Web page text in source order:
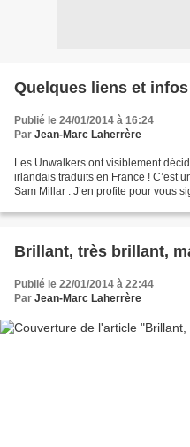
Quelques liens et infos
Publié le 24/01/2014 à 16:24
Par Jean-Marc Laherrère
Les Unwalkers ont visiblement
irlandais traduits en France ! C’est
Sam Millar . J’en profite pour vous
Brillant, très brillant,
Publié le 22/01/2014 à 22:44
Par Jean-Marc Laherrère